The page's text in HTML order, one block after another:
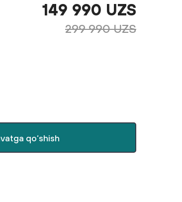
149 990 UZS
299 990 UZS
qo‘shish